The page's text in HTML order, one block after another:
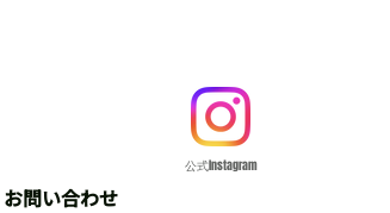
お問い合わせ
公式Instagram